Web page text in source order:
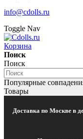
info@cdolls.ru
Toggle Nav
Корзина
Поиск
Поиск
Популярные
Товары
Доставка по Москве в